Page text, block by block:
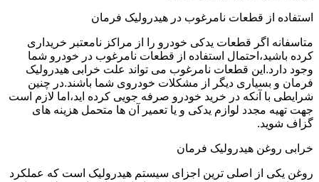
استفاده از قطعات نامرغوب در هیدرولیک فرمان
متاسفانه اگر قطعات یدکی خودرو را از مراکز نامعتبر خریداری
کرده باشید،احتمال استفاده از قطعات نامرغوب در خودرو شما
وجود دارد.این قطعات نامرغوب می تواند علت خرابی هیدرولیک
فرمان و بسیاری دیگر از مشکلات خودروی شما باشند.در چنین
شرایطی با آنکه در خرید خودرو صرفه جویی کرده اید،اما لازم است
جهت تهیه مجدد لوازم یدکی و یا تعمیر آن ها متحمل هزینه های
گزاف شوید.
خرابی روغن هیدرولیک فرمان
روغن یکی از اصلی ترین اجزای سیستم هیدرولیک است که عملکرد